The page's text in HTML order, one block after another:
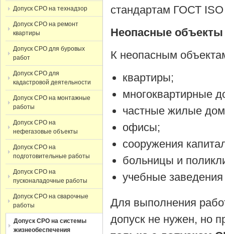
стандартам ГОСТ
Неопасные объекты
К неопасным
квартиры;
многоквартирные
частные жилые
офисы;
сооружения
больницы и
учебные
Для выполнения
допуск не нужен, но
Допуск СРО на технадзор
Допуск СРО на ремонт
квартиры
Допуск СРО для буровых
работ
Допуск СРО для
кадастровой деятельности
Допуск СРО на монтажные
работы
Допуск СРО на
нефегазовые объекты
Допуск СРО на
подготовительные работы
Допуск СРО на
пусконаладочные работы
Допуск СРО на сварочные
работы
Допуск СРО на системы
жизнеобеспечения